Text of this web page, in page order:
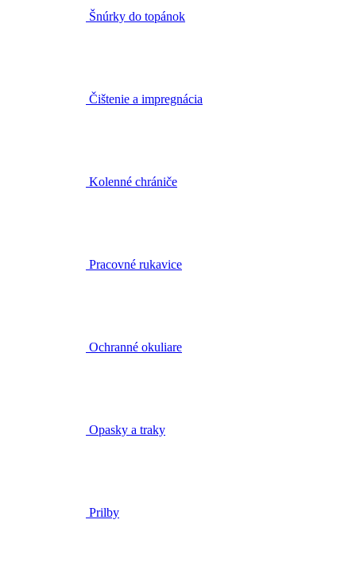
Šnúrky do topánok
Čištenie a impregnácia
Kolenné chrániče
Pracovné rukavice
Ochranné okuliare
Opasky a traky
Prilby